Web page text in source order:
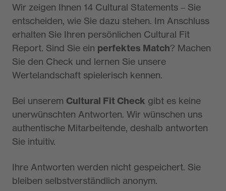
Wir zeigen Ihnen 14 Cultural Statements – Sie
entscheiden, wie Sie dazu stehen. Im Anschluss
erhalten Sie Ihren persönlichen Cultural Fit
Report. Sind Sie ein perfektes Match? Machen
Sie den Check und lernen Sie unsere
Wertelandschaft spielerisch kennen.
Bei unserem Cultural Fit Check gibt es keine
unerwünschten Antworten. Wir wünschen uns
authentische Mitarbeitende, deshalb antworten
Sie intuitiv.
Ihre Antworten werden nicht gespeichert. Sie
bleiben selbstverständlich anonym.